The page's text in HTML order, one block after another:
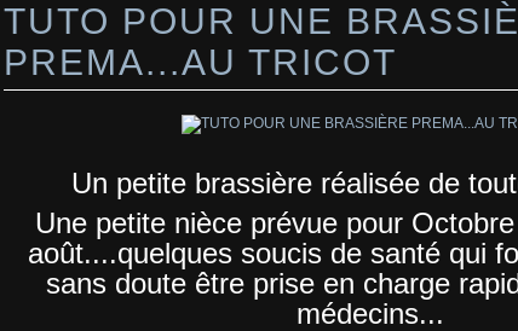
TUTO POUR UNE
PREMA...AU TRICOT
Un petite brassière réalisée de
Une petite nièce prévue pour
août....quelques soucis de santé qui
sans doute être prise en charge
médecins...